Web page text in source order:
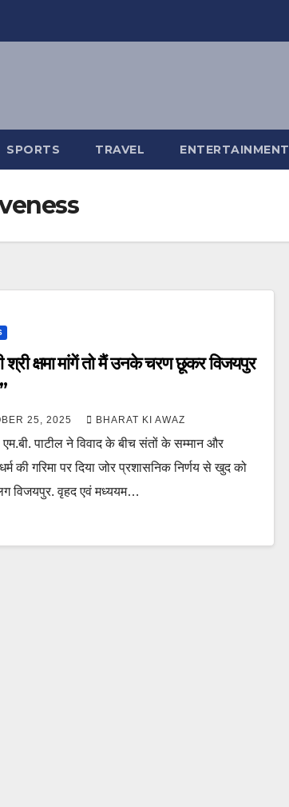
SPORTS TRAVEL ENTERTAINMENT
श्री क्षमा मांगें तो मैं उनके चरण छूकर विजयपुर
25, 2025 BHARAT KI AWAZ
एम.बी. पाटील ने विवाद के बीच संतों के सम्मान और
की गरिमा पर दिया जोर प्रशासनिक निर्णय से खुद को
विजयपुर. वृहद एवं मध्ययम…